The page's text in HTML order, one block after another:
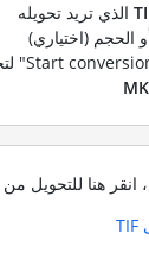
الذي تريد تحويله
الحجم (اختياري)
انقر هنا للتحويل من